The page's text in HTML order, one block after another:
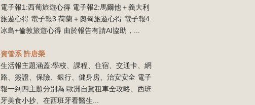
電子報1:西葡旅遊心得 電子報2:馬爾他＋義大利
旅遊心得 電子報3:荷蘭＋奧匈旅遊心得 電子報4:
冰島+倫敦旅遊心得 由於報告有請AI協助，...
資管系 許唐榮
生活報主題涵蓋:學校、課程、住宿、交通卡、網
路、簽證、保險、銀行、健身房、治安安全 電子
報一到四主題分別為:歐洲自駕租車全攻略、西班
牙美食小抄、在西班牙看醫生...